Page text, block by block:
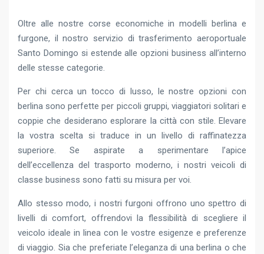
Oltre alle nostre corse economiche in modelli berlina e
furgone, il nostro servizio di trasferimento aeroportuale
Santo Domingo si estende alle opzioni business all’interno
delle stesse categorie.
Per chi cerca un tocco di lusso, le nostre opzioni con
berlina sono perfette per piccoli gruppi, viaggiatori solitari e
coppie che desiderano esplorare la città con stile. Elevare
la vostra scelta si traduce in un livello di raffinatezza
superiore. Se aspirate a sperimentare l’apice
dell’eccellenza del trasporto moderno, i nostri veicoli di
classe business sono fatti su misura per voi.
Allo stesso modo, i nostri furgoni offrono uno spettro di
livelli di comfort, offrendovi la flessibilità di scegliere il
veicolo ideale in linea con le vostre esigenze e preferenze
di viaggio. Sia che preferiate l’eleganza di una berlina o che